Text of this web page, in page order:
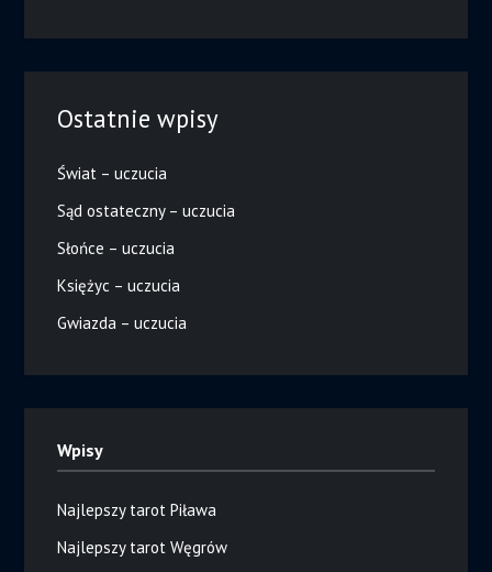
Ostatnie wpisy
Świat – uczucia
Sąd ostateczny – uczucia
Słońce – uczucia
Księżyc – uczucia
Gwiazda – uczucia
Wpisy
Najlepszy tarot Piława
Najlepszy tarot Węgrów